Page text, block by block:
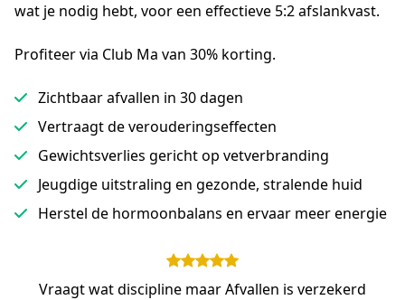
wat je nodig hebt, voor een effectieve 5:2 afslankvast.
Profiteer via Club Ma van 30% korting.
Zichtbaar afvallen in 30 dagen
Vertraagt de verouderingseffecten
Gewichtsverlies gericht op vetverbranding
Jeugdige uitstraling en gezonde, stralende huid
Herstel de hormoonbalans en ervaar meer energie
Vraagt wat discipline maar Afvallen is verzekerd